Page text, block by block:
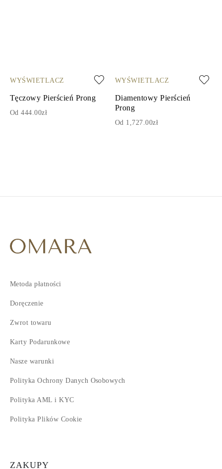
WYŚWIETLACZ
Tęczowy Pierścień Prong
Od 444.00zł
WYŚWIETLACZ
Diamentowy Pierścień
Prong
Od 1,727.00zł
7
Metoda płatności
Doręczenie
Zwrot towaru
Karty Podarunkowe
Nasze warunki
Polityka Ochrony Danych Osobowych
Polityka AML i KYC
Polityka Plików Cookie
ZAKUPY